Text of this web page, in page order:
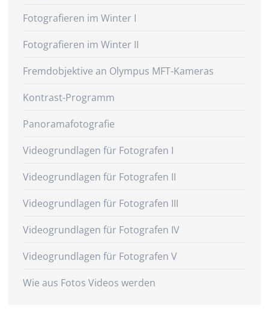
Fotografieren im Winter I
Fotografieren im Winter II
Fremdobjektive an Olympus MFT-Kameras
Kontrast-Programm
Panoramafotografie
Videogrundlagen für Fotografen I
Videogrundlagen für Fotografen II
Videogrundlagen für Fotografen III
Videogrundlagen für Fotografen IV
Videogrundlagen für Fotografen V
Wie aus Fotos Videos werden